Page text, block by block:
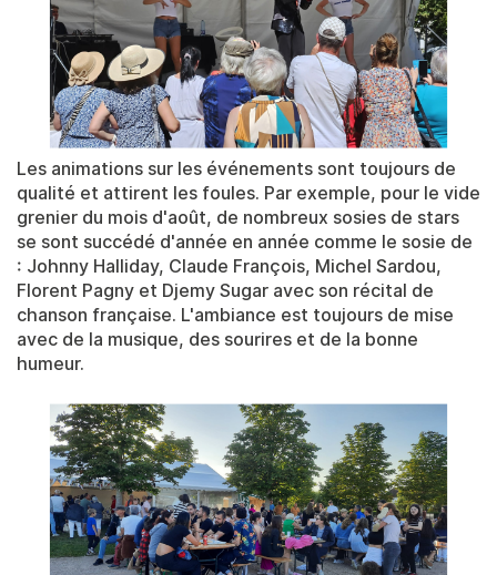
Les animations sur les événements sont toujours de
qualité et attirent les foules. Par exemple, pour le vide
grenier du mois d'août, de nombreux sosies de stars
se sont succédé d'année en année comme le sosie de
: Johnny Halliday, Claude François, Michel Sardou,
Florent Pagny et Djemy Sugar avec son récital de
chanson française. L'ambiance est toujours de mise
avec de la musique, des sourires et de la bonne
humeur.